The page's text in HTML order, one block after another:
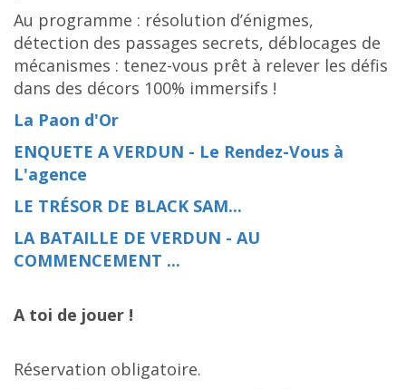
Au programme : résolution d’énigmes,
détection des passages secrets, déblocages de
mécanismes : tenez-vous prêt à relever les défis
dans des décors 100% immersifs !
La Paon d'Or
ENQUETE A VERDUN - Le Rendez-Vous à
L'agence
LE TRÉSOR DE BLACK SAM...
LA BATAILLE DE VERDUN - AU
COMMENCEMENT ...
A toi de jouer !
Réservation obligatoire.